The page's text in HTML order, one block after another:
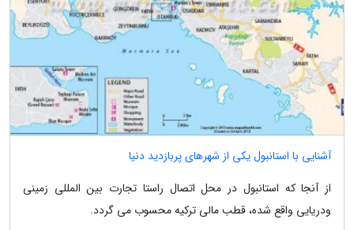
آشنایی با استانبول یکی از شهرهای پربازدید دنیا
از آنجا که استانبول در محل اتصال راستا تجارت بین المللی زمینی
ودریایی واقع شده، قطب مالی ترکیه محسوب می گردد.